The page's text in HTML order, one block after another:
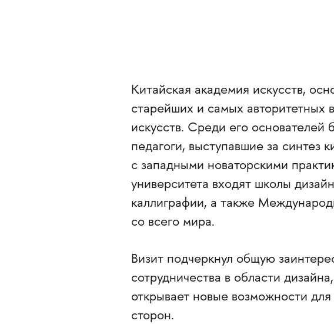
Китайская академия искусств,
старейших и самых авторитетных
искусств. Среди его
педагоги, выступавшие за синтез
с западными новаторскими
университета входят школы
каллиграфии, а также
со всего мира.
Визит подчеркнул общую
сотрудничества в области
открывает новые возможности
сторон.